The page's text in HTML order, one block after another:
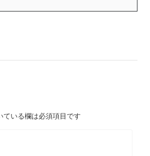
ている欄は必須項目です